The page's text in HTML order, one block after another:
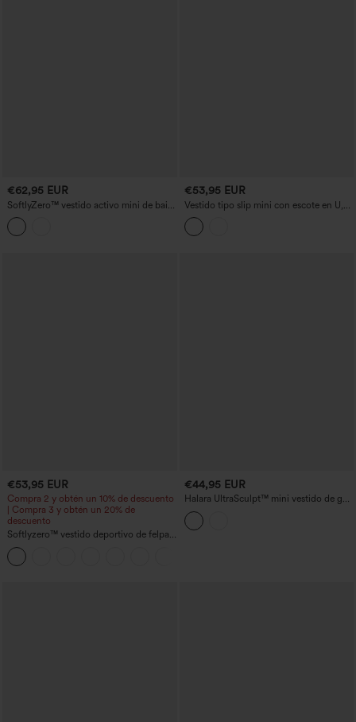
€62,95 EUR
SoftlyZero™ vestido activo mini de baile
2 en 1 con sujetador incorporado, malla
a contraste y bolsillos - Edición Easy
Peezy
€53,95 EUR
Vestido tipo slip mini con escote en U,
espalda descubierta con tirantes
cruzados, plisado, bajo asimétrico,
sujetador integrado 2 en 1, para
€53,95 EUR
Compra 2 y obtén un 10% de descuento
| Compra 3 y obtén un 20% de
descuento
Softlyzero™ vestido deportivo de felpa
con control abdominal y bolsillos - Easy
Peezy Edition
€44,95 EUR
Halara UltraSculpt™ mini vestido de golf
sin mangas con cuello alto simulado,
bloques de color y bolsillos